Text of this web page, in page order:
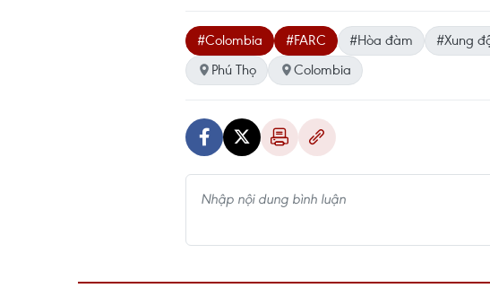
#Colombia #FARC #Hòa đàm #Xung
Phú Thọ
Colombia